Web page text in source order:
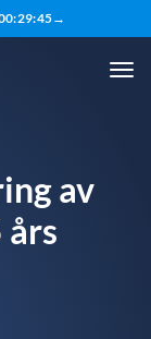
:29:44→
av
års